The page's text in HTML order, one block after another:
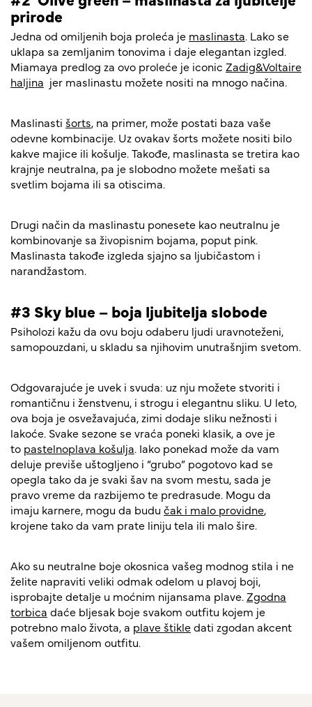
prirode
Jedna od omiljenih boja proleća je maslinasta. Lako se
uklapa sa zemljanim tonovima i daje elegantan izgled.
Miamaya predlog za ovo proleće je iconic Zadig&Voltaire
haljina jer maslinastu možete nositi na mnogo načina.
Maslinasti šorts, na primer, može postati baza vaše
odevne kombinacije. Uz ovakav šorts možete nositi bilo
kakve majice ili košulje. Takođe, maslinasta se tretira kao
krajnje neutralna, pa je slobodno možete mešati sa
svetlim bojama ili sa otiscima.
Drugi način da maslinastu ponesete kao neutralnu je
kombinovanje sa živopisnim bojama, poput pink.
Maslinasta takođe izgleda sjajno sa ljubičastom i
narandžastom.
#3 Sky blue – boja ljubitelja slobode
Psiholozi kažu da ovu boju odaberu ljudi uravnoteženi,
samopouzdani, u skladu sa njihovim unutrašnjim svetom.
Odgovarajuće je uvek i svuda: uz nju možete stvoriti i
romantičnu i ženstvenu, i strogu i elegantnu sliku. U leto,
ova boja je osvežavajuća, zimi dodaje sliku nežnosti i
lakoće. Svake sezone se vraća poneki klasik, a ove je
to pastelnoplava košulja. Iako ponekad može da vam
deluje previše uštogljeno i “grubo” pogotovo kad se
opegla tako da je svaki šav na svom mestu, sada je
pravo vreme da razbijemo te predrasude. Mogu da
imaju karnere, mogu da budu čak i malo providne,
krojene tako da vam prate liniju tela ili malo šire.
Ako su neutralne boje okosnica vašeg modnog stila i ne
želite napraviti veliki odmak odelom u plavoj boji,
isprobajte detalje u moćnim nijansama plave. Zgodna
torbica daće bljesak boje svakom outfitu kojem je
potrebno malo života, a plave štikledati zgodan akcent
vašem omiljenom outfitu.